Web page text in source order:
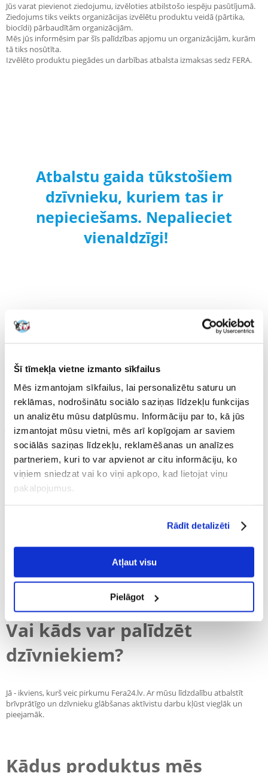
Šī tīmekļa vietne izmanto sīkfailus
Mēs izmantojam sīkfailus, lai personalizētu saturu un
reklāmas, nodrošinātu sociālo saziņas līdzekļu funkcijas
un analizētu mūsu datplūsmu. Informāciju par to, kā jūs
izmantojat mūsu vietni, mēs arī kopīgojam ar saviem
sociālās saziņas līdzekļu, reklamēšanas un analīzes
partneriem, kuri to var apvienot ar citu informāciju, ko
viņiem sniedzat vai ko viņi apkopo, kad lietojat viņu
pakalpojumus.
Rādīt detalizēti
Atļaut visu
Pielāgot
Jūs varat pievienot ziedojumu, izvēloties atbilstošo iespēju pasūtījumā.
Ziedojums tiks veikts organizācijas izvēlētu produktu veidā (pārtika,
biocīdi) pārbaudītām organizācijām.
Mēs jūs informēsim par šīs palīdzības apjomu un organizācijām, kurām
tā tiks nosūtīta.
Izvēlēto produktu piegādes un darbības atbalsta izmaksas sedz FERA.
Atbalstu gaida tūkstošiem
dzīvnieku, kuriem tas ir
nepieciešams. Nepalieciet
vienaldzīgi!
Biežāk
uzdotie
jautājumi
par
palīdzību dzīvniekiem
Fera24.lv
Kā es varu veikt ziedojumu?
Jūs varat pievienot ziedojumu, izvēloties atbilstošu iespēju iepirkumu
grozā pasūtīšanas laikā. Jūs varat izvēlēties ziedojumu
€, 10,53 € vai 21,06 €apmērā. Ielikt grozā
Vai kāds var palīdzēt
dzīvniekiem?
Jā - ikviens, kurš veic pirkumu Fera24.lv. Ar mūsu līdzdalību atbalstīt
brīvprātīgo un dzīvnieku glābšanas aktīvistu darbu kļūst vieglāk un
pieejamāk.
Kādus produktus mēs